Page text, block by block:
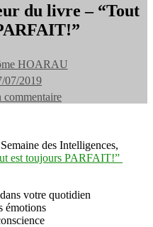
du livre – “Tout
HOARAU
07/2019
commentaire
François
du
livre
est
des Intelligences,
est toujours PARFAIT!”
votre quotidien
émotions